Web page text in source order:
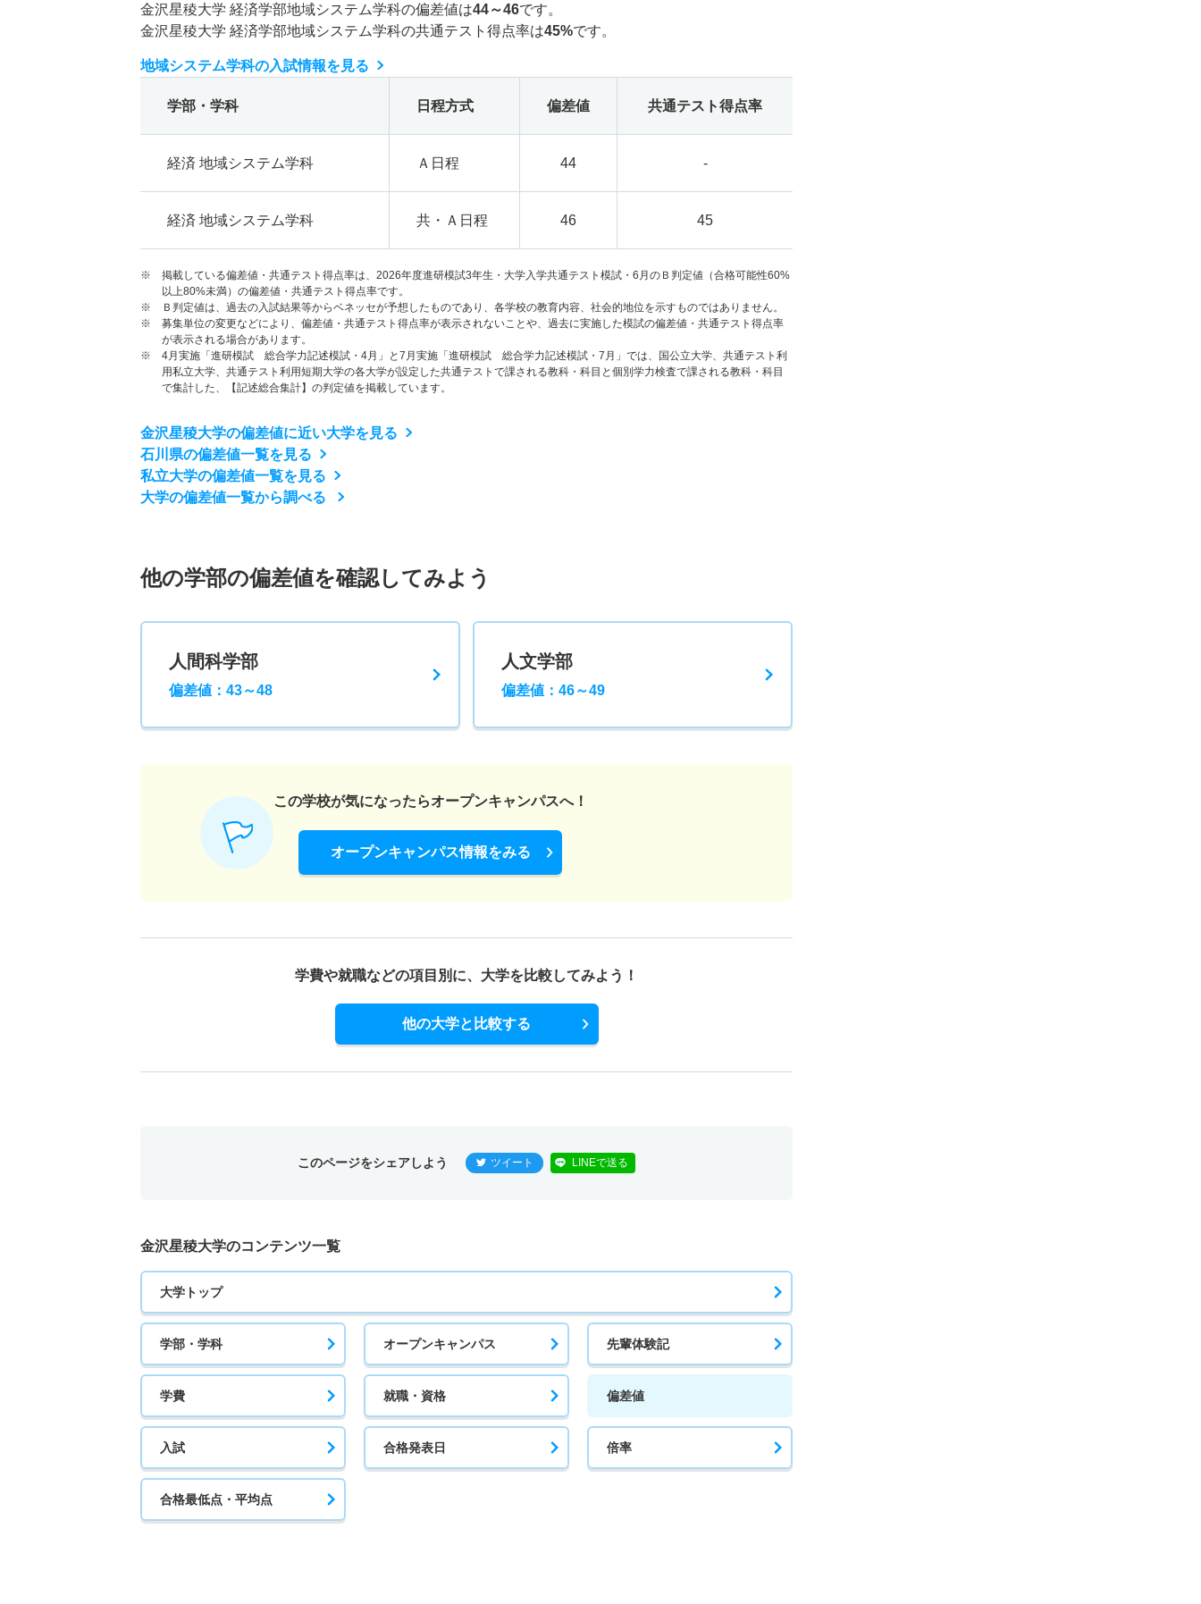
金沢星稜大学 経済学部地域システム学科の偏差値は44～46です。
金沢星稜大学 経済学部地域システム学科の共通テスト得点率は45%です。
地域システム学科の入試情報を見る
学部・学科 日程方式 偏差値 共通テスト得点率
経済 地域システム学科 Ａ日程 44 -
経済 地域システム学科 共・Ａ日程 46 45
※ 掲載している偏差値・共通テスト得点率は、2026年度進研模試3年生・大学入学共通テスト模試・6月のＢ判定値（合格可能性60%
以上80%未満）の偏差値・共通テスト得点率です。
※ Ｂ判定値は、過去の入試結果等からベネッセが予想したものであり、各学校の教育内容、社会的地位を示すものではありません。
※ 募集単位の変更などにより、偏差値・共通テスト得点率が表示されないことや、過去に実施した模試の偏差値・共通テスト得点率
が表示される場合があります。
※ 4月実施「進研模試 総合学力記述模試・4月」と7月実施「進研模試 総合学力記述模試・7月」では、国公立大学、共通テスト利
用私立大学、共通テスト利用短期大学の各大学が設定した共通テストで課される教科・科目と個別学力検査で課される教科・科目
で集計した、【記述総合集計】の判定値を掲載しています。
金沢星稜大学の偏差値に近い大学を見る
石川県の偏差値一覧を見る
私立大学の偏差値一覧を見る
大学の偏差値一覧から調べる
他の学部の偏差値を確認してみよう
人間科学部
偏差値：43～48
人文学部
偏差値：46～49
この学校が気になったらオープンキャンパスへ！
オープンキャンパス情報をみる
学費や就職などの項目別に、 大学を比較してみよう！
他の大学と比較する
このページをシェアしよう ツイート LINEで送る
金沢星稜大学のコンテンツ一覧
大学トップ
学部・学科 オープンキャンパス 先輩体験記
学費 就職・資格 偏差値
入試 合格発表日 倍率
合格最低点・平均点